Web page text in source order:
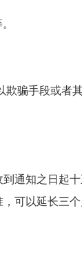
。
骗手段或
知之日起
可以延长三